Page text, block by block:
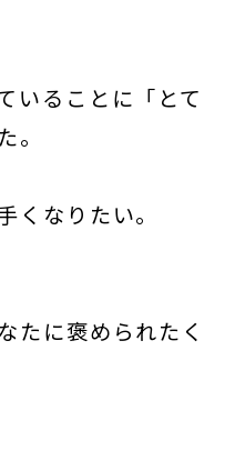
いることに「とて
。
手くなりたい。
たに褒められたく